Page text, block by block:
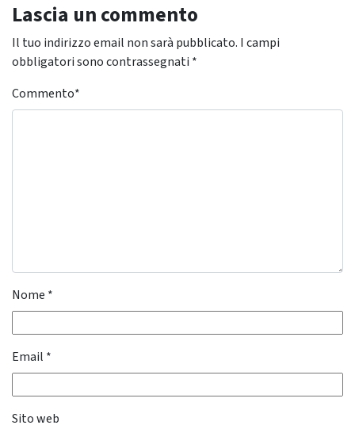
Lascia un commento
Il tuo indirizzo email non sarà pubblicato. I campi
obbligatori sono contrassegnati *
Commento*
Nome *
Email *
Sito web